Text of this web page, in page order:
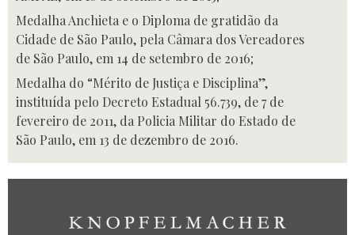
Medalha Anchieta e o Diploma de gratidão da
Cidade de São Paulo, pela Câmara dos Vereadores
de São Paulo, em 14 de setembro de 2016;
Medalha do “Mérito de Justiça e Disciplina”,
instituída pelo Decreto Estadual 56.739, de 7 de
fevereiro de 2011, da Policia Militar do Estado de
São Paulo, em 13 de dezembro de 2016.